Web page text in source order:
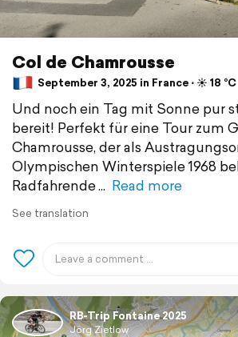
Col de Chamrousse
September 3, 2025 in France ⋅ ☀️ 18 °C
Und noch ein Tag mit Sonne pur
bereit! Perfekt für eine Tour zum
Chamrousse, der als
Olympischen Winterspiele 1968
Radfahrende
Read more
See translation
RB-Trip Fontaine 2025
Jörg Zietlow